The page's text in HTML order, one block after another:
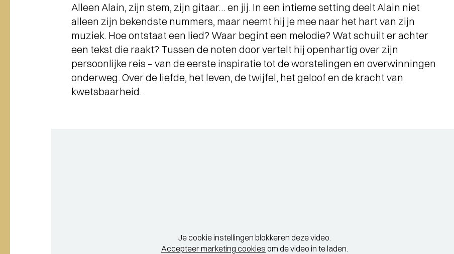
Alleen Alain, zijn stem, zijn gitaar… en jij. In een intieme setting deelt Alain niet
alleen zijn bekendste nummers, maar neemt hij je mee naar het hart van zijn
muziek. Hoe ontstaat een lied? Waar begint een melodie? Wat schuilt er achter
een tekst die raakt? Tussen de noten door vertelt hij openhartig over zijn
persoonlijke reis – van de eerste inspiratie tot de worstelingen en overwinningen
onderweg. Over de liefde, het leven, de twijfel, het geloof en de kracht van
kwetsbaarheid.
Je cookie instellingen blokkeren deze video.
Accepteer marketing cookies om de video in te laden.